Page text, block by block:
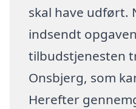
skal have udført.
indsendt
tilbudstjenesten
Onsbjerg, som
Herefter